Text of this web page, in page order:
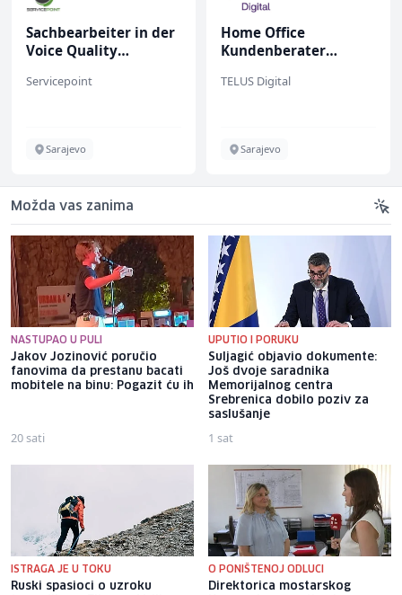
Sachbearbeiter in der
Voice Quality
Servicepoint
Sarajevo
Home Office
Kundenberater
renommiertes
TELUS Digital
Sarajevo
Možda vas zanima
NASTUPAO U PULI
Jakov Jozinović poručio
fanovima da prestanu bacati
mobitele na binu: Pogazit ću ih
20 sati
UPUTIO I PORUKU
Suljagić objavio dokumente:
Još dvoje saradnika
Memorijalnog centra
Srebrenica dobilo poziv za
saslušanje
1 sat
ISTRAGA JE U TOKU
Ruski spasioci o uzroku
O PONIŠTENOJ ODLUCI
Direktorica mostarskog